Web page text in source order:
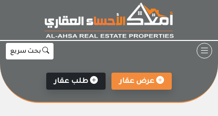
بحث سريع
عرض عقار طلب عقار